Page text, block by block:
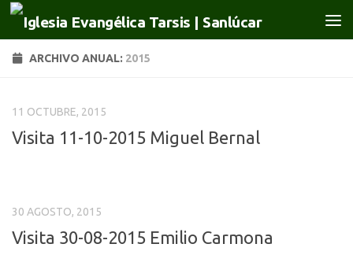
Saltar al contenido
ARCHIVO ANUAL: 2015
11 OCTUBRE, 2015
Visita 11-10-2015 Miguel Bernal
30 AGOSTO, 2015
Visita 30-08-2015 Emilio Carmona